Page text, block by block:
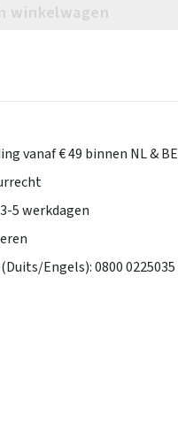
winkelwagen
vanaf € 49 binnen NL & BE
5 werkdagen
Engels): 0800 0225035